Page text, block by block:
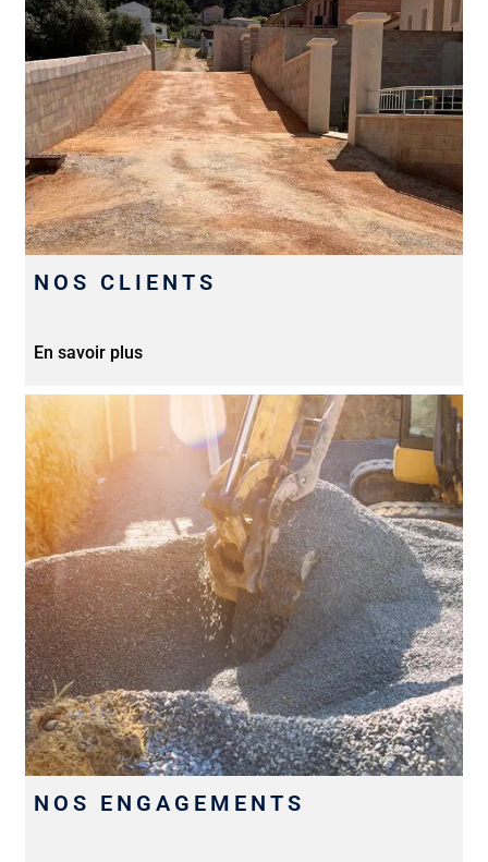
NOS CLIENTS
En savoir plus
NOS ENGAGEMENTS